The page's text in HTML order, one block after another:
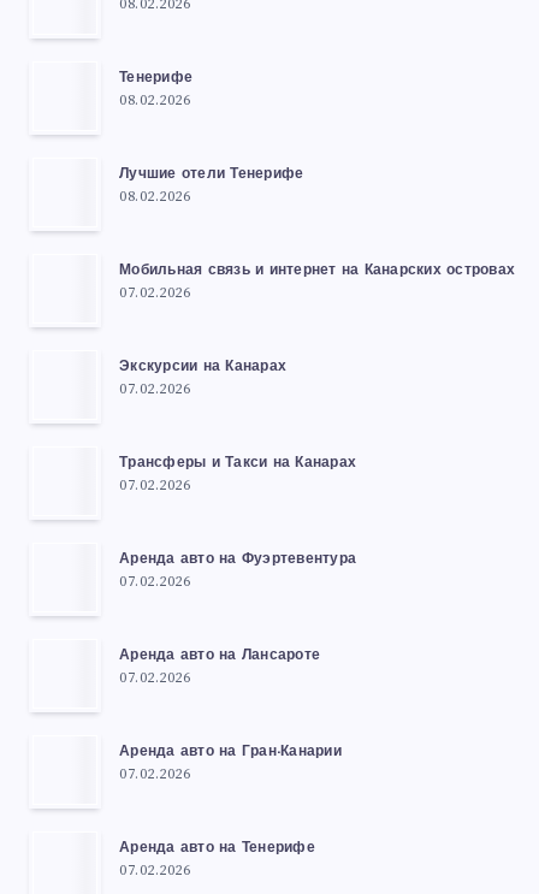
08.02.2026
Тенерифе
08.02.2026
Лучшие отели Тенерифе
08.02.2026
Мобильная связь и интернет на Канарских островах
07.02.2026
Экскурсии на Канарах
07.02.2026
Трансферы и Такси на Канарах
07.02.2026
Аренда авто на Фуэртевентура
07.02.2026
Аренда авто на Лансароте
07.02.2026
Аренда авто на Гран-Канарии
07.02.2026
Аренда авто на Тенерифе
07.02.2026